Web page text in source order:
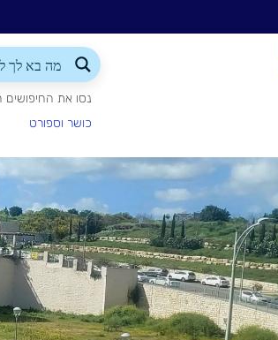
נסו את החיפושים
כושר וספורט